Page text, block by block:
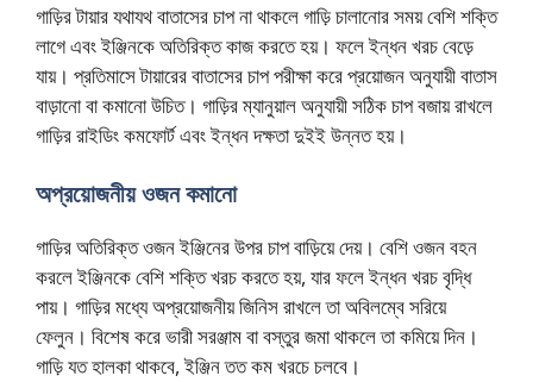
গাড়ির টায়ার যথাযথ বাতাসের চাপ না থাকলে গাড়ি চালানোর সময় বেশি শক্তি
লাগে এবং ইঞ্জিনকে অতিরিক্ত কাজ করতে হয়। ফলে ইন্ধন খরচ বেড়ে
যায়। প্রতিমাসে টায়ারের বাতাসের চাপ পরীক্ষা করে প্রয়োজন অনুযায়ী বাতাস
বাড়ানো বা কমানো উচিত। গাড়ির ম্যানুয়াল অনুযায়ী সঠিক চাপ বজায় রাখলে
গাড়ির রাইডিং কমফোর্ট এবং ইন্ধন দক্ষতা দুইই উন্নত হয়।
অপ্রয়োজনীয় ওজন কমানো
গাড়ির অতিরিক্ত ওজন ইঞ্জিনের উপর চাপ বাড়িয়ে দেয়। বেশি ওজন বহন
করলে ইঞ্জিনকে বেশি শক্তি খরচ করতে হয়, যার ফলে ইন্ধন খরচ বৃদ্ধি
পায়। গাড়ির মধ্যে অপ্রয়োজনীয় জিনিস রাখলে তা অবিলম্বে সরিয়ে
ফেলুন। বিশেষ করে ভারী সরঞ্জাম বা বস্তুর জমা থাকলে তা কমিয়ে দিন।
গাড়ি যত হালকা থাকবে, ইঞ্জিন তত কম খরচে চলবে।